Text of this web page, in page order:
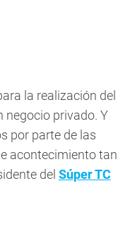
la realización del
negocio privado. Y
por parte de las
acontecimiento tan
del Súper TC